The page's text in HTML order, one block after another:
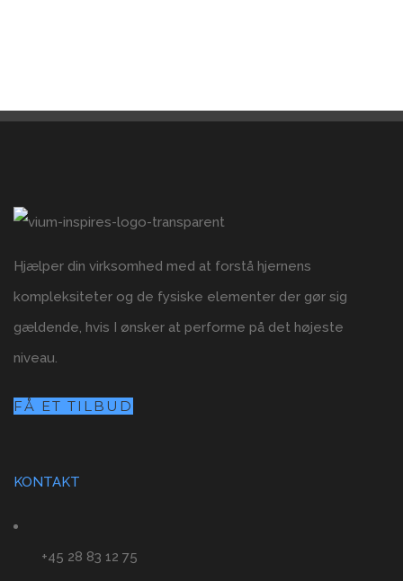
Hjælper din virksomhed med at forstå hjernens
kompleksiteter og de fysiske elementer der gør sig
gældende, hvis I ønsker at performe på det højeste
niveau.
FÅ ET TILBUD
KONTAKT
+45 28 83 12 75